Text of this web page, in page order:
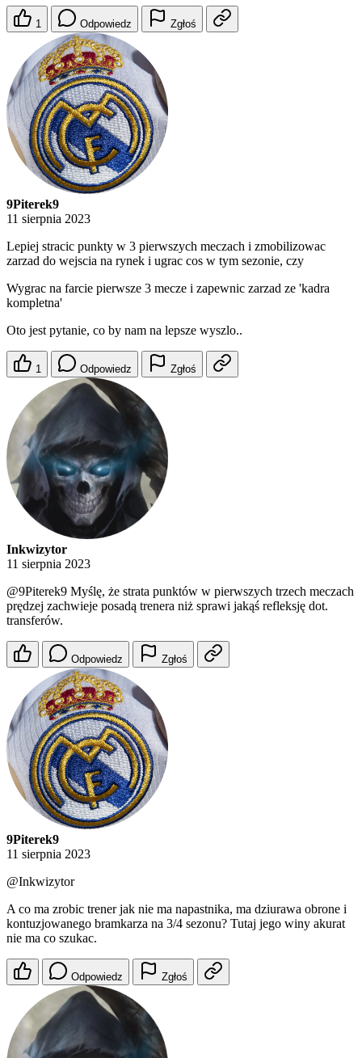
1 Odpowiedz Zgłoś
9Piterek9
11 sierpnia 2023
Lepiej stracic punkty w 3 pierwszych meczach i zmobilizowac
zarzad do wejscia na rynek i ugrac cos w tym sezonie, czy
Wygrac na farcie pierwsze 3 mecze i zapewnic zarzad ze 'kadra
kompletna'
Oto jest pytanie, co by nam na lepsze wyszlo..
1 Odpowiedz Zgłoś
Inkwizytor
11 sierpnia 2023
@9Piterek9 Myślę, że strata punktów w pierwszych trzech meczach
prędzej zachwieje posadą trenera niż sprawi jakąś refleksję dot.
transferów.
Odpowiedz Zgłoś
9Piterek9
11 sierpnia 2023
@Inkwizytor
A co ma zrobic trener jak nie ma napastnika, ma dziurawa obrone i
kontuzjowanego bramkarza na 3/4 sezonu? Tutaj jego winy akurat
nie ma co szukac.
Odpowiedz Zgłoś